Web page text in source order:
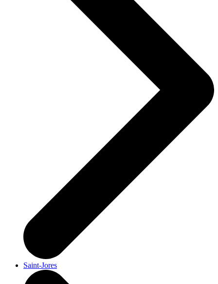
Saint-Jores